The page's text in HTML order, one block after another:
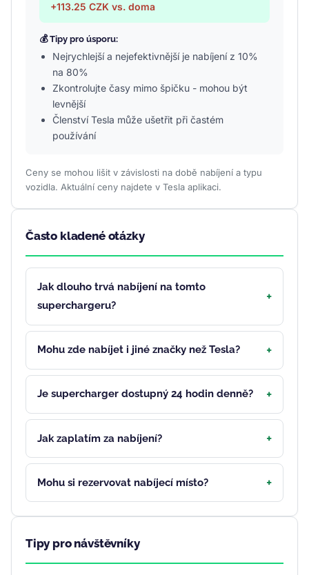
+113.25 CZK vs. doma
💰 Tipy pro úsporu:
Nejrychlejší a nejefektivnější je nabíjení z 10%
na 80%
Zkontrolujte časy mimo špičku - mohou být
levnější
Členství Tesla může ušetřit při častém
používání
Ceny se mohou lišit v závislosti na době nabíjení a typu
vozidla. Aktuální ceny najdete v Tesla aplikaci.
Často kladené otázky
Jak dlouho trvá nabíjení na tomto
superchargeru?
Mohu zde nabíjet i jiné značky než Tesla?
Je supercharger dostupný 24 hodin denně?
Jak zaplatím za nabíjení?
Mohu si rezervovat nabíjecí místo?
Tipy pro návštěvníky